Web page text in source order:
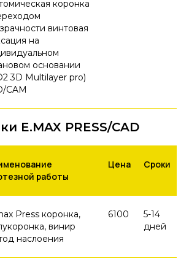
коронка
винтовая
на
основании
3D Multilayer pro)
CAM
E.MAX PRESS/CAD
работы
Цена Сроки
Press коронка,
винир
наслоения
6100
5-14
дней